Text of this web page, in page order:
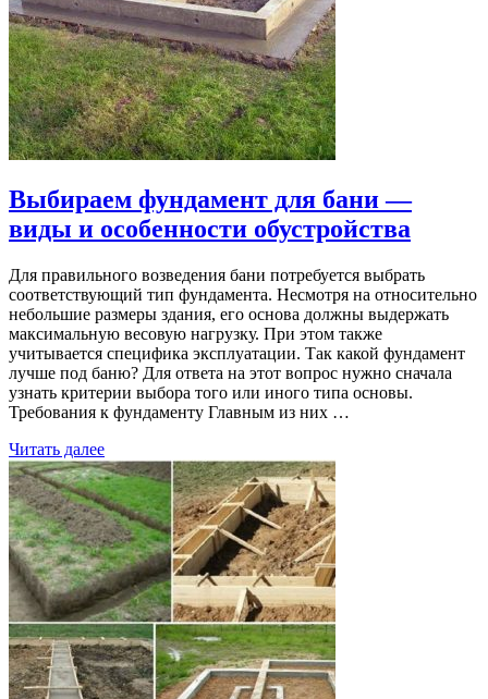
Выбираем фундамент для бани —
виды и особенности обустройства
Для правильного возведения бани потребуется выбрать
соответствующий тип фундамента. Несмотря на относительно
небольшие размеры здания, его основа должны выдержать
максимальную весовую нагрузку. При этом также
учитывается специфика эксплуатации. Так какой фундамент
лучше под баню? Для ответа на этот вопрос нужно сначала
узнать критерии выбора того или иного типа основы.
Требования к фундаменту Главным из них …
Читать далее